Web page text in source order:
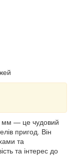
мм — це чудовий
пригод. Він
та
та інтерес до